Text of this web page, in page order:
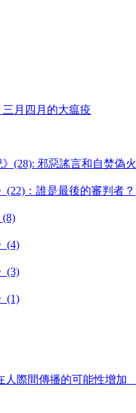
三月四月的大瘟疫
(28): 邪惡謠言和自焚偽火
：誰是最後的審判者？
(4)
(3)
(1)
人際間傳播的可能性增加